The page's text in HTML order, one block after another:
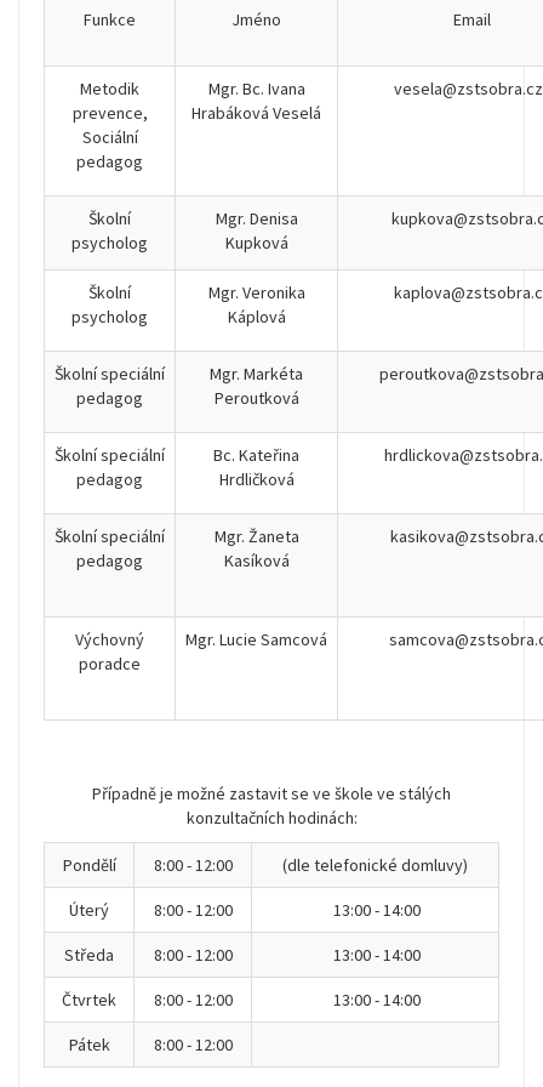
Funkce Jméno Email
Metodik
prevence,
Sociální
pedagog
Mgr. Bc. Ivana
Hrabáková Veselá
Školní
psycholog
Mgr. Denisa
Kupková
Školní
psycholog
Mgr. Veronika
Káplová
Školní speciální
pedagog
Mgr. Markéta
Peroutková
Školní speciální
pedagog
Bc. Kateřina
Hrdličková
Školní speciální
pedagog
Mgr. Žaneta
Kasíková
Výchovný
poradce
Mgr. Lucie Samcová
Případně je možné zastavit se ve škole ve stálých
konzultačních hodinách:
Pondělí 8:00 - 12:00 (dle telefonické domluvy)
Úterý 8:00 - 12:00 13:00 - 14:00
Středa 8:00 - 12:00 13:00 - 14:00
Čtvrtek 8:00 - 12:00 13:00 - 14:00
Pátek 8:00 - 12:00